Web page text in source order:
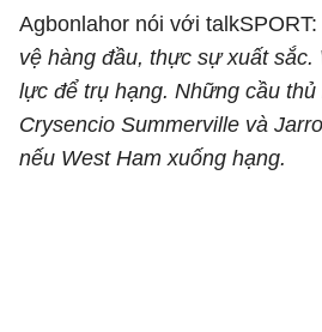
Agbonlahor nói với talkSPORT:
vệ hàng đầu, thực sự xuất sắc.
lực để trụ hạng. Những cầu thủ
Crysencio Summerville và
nếu West Ham xuống hạng.